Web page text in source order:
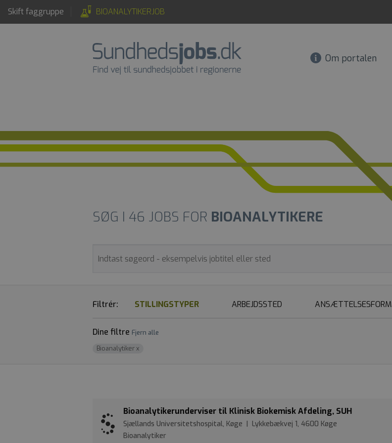
Skift faggruppe BIOANALYTIKERJOB
Om portalen
SØG I 46 JOBS FOR BIOANALYTIKERE
Filtrér: STILLINGSTYPER ARBEJDSSTED ANSÆTTELSESFORM
Dine filtre Fjern alle
Bioanalytikerx
Bioanalytikerunderviser til Klinisk Biokemisk Afdeling, SUH
Sjællands Universitetshospital, Køge | Lykkebækvej 1, 4600 Køge
Bioanalytiker